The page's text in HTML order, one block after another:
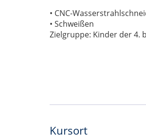
• CNC-
• Schweißen
Zielgruppe: Kinder der 4.
Kursort